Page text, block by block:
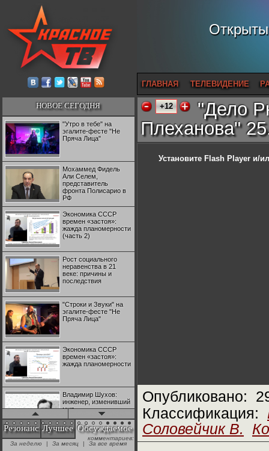
ГЛАВНАЯ ТЕЛЕВИДЕНИЕ
НОВОЕ СЕГОДНЯ
"Утро в тебе" на
эгалите-фесте "Не
Пряча Лица"
Мохаммед Фидель
Али Селем,
представитель
фронта Полисарио в
РФ
Экономика СССР
времен «застоя»:
жажда планомерности
(часть 2)
Рост социального
неравенства в 21
веке: причины и
последствия
"Строки и Звуки" на
эгалите-фесте "Не
Пряча Лица"
Экономика СССР
времен «застоя»:
жажда планомерности
Владимир Шухов:
инженер, изменивший
мир
"Аркадий Коц" на
эгалите-фесте "Не
Резонанс Лучшее Обсуждаемое
комментариев:
За неделю
| За месяц | За все время
+12
"Дело
Плеханова"
Установите Flash Player и/
Опубликовано:
Классификация:
Соловейчик В.